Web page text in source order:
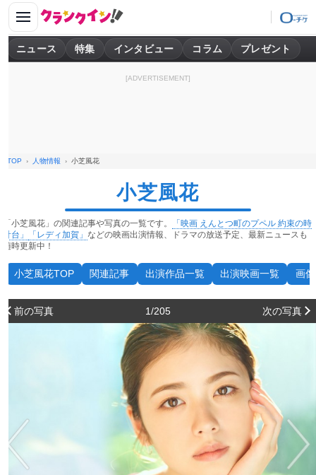
ニュース 特集 インタビュー コラム プレゼント
[ADVERTISEMENT]
TOP 人物情報 小芝風花
小芝風花
「小芝風花」の関連記事や写真の一覧です。
「映画 えんとつ町のプペル 約束の時
計台」
「レディ加賀」 などの映画出演情報、ドラマの放送予定、最新ニュースも
随時更新中！
小芝風花TOP 関連記事 出演作品一覧 出演映画一覧 画
前の写真 1/205 次の写真